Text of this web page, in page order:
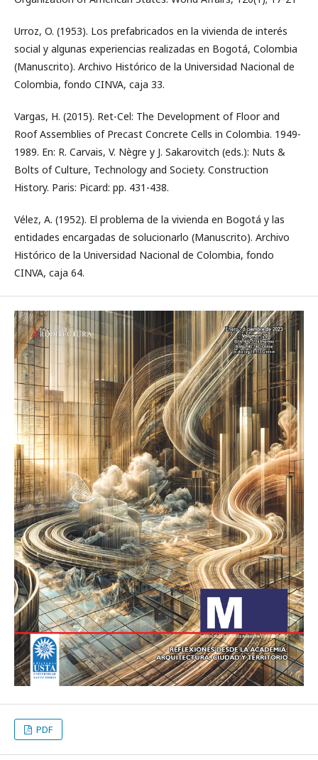
Urroz, O. (1953). Los prefabricados en la vivienda de interés
social y algunas experiencias realizadas en Bogotá, Colombia
(Manuscrito). Archivo Histórico de la Universidad Nacional de
Colombia, fondo CINVA, caja 33.
Vargas, H. (2015). Ret-Cel: The Development of Floor and
Roof Assemblies of Precast Concrete Cells in Colombia. 1949-
1989. En: R. Carvais, V. Nègre y J. Sakarovitch (eds.): Nuts &
Bolts of Culture, Technology and Society. Construction
History. Paris: Picard: pp. 431-438.
Vélez, A. (1952). El problema de la vivienda en Bogotá y las
entidades encargadas de solucionarlo (Manuscrito). Archivo
Histórico de la Universidad Nacional de Colombia, fondo
CINVA, caja 64.
PDF